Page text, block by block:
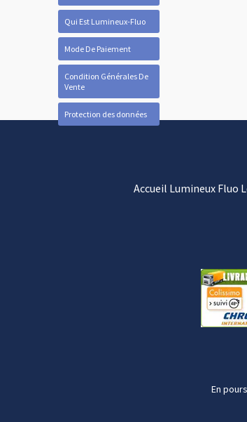
Qui Est Lumineux-Fluo
Mode De Paiement
Condition Générales De
Vente
Protection des données
Accueil Lumineux Fluo
En